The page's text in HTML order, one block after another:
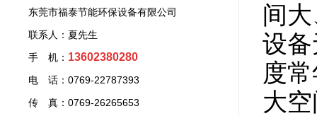
间
设
度
大
东莞市福泰节能环保设备有限公司
联系人：夏先生
手 机： 13602380280
电 话：0769-22787393
传 真：0769-26265653